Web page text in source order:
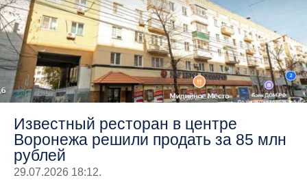
Известный ресторан в центре
Воронежа решили продать за 85 млн
рублей
29.07.2026 18:12.